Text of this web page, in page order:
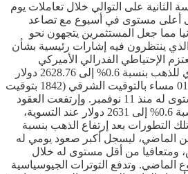
الثانية على التوالي خلال تعاملات يوم
لتصل إلى أعلى مستوى في أسبوع مع تصاعد
مما جعل المستثمرين يتجهون نحو
ينتظرون فيه إشارات رئيسية بشأن
الإحتياطي الفدرالي الأميركي
تطبيقها. وزاد السعر الفوري للذهب بنسبة 0.6% إلى 2628.76 دولار
للأونصة بحلول الساعة 01:42 مساء بالتوقيت الشرقي (1842 بتوقيت
غرينتش)، مسجلا أعلى مستوى له منذ 11 نوفمبر. وإرتفعت العقود
الأميركية الآجلة للذهب بنسبة 0.6% إلى 2631 دولار عند التسوية،
التطورات بعد إرتفاع الذهب بنسبة
الماضي، ليسجل أكبر صعود يومي له
من أقل مستوى له خلال
الماضي. وتدفع التوترات الجيوسياسية